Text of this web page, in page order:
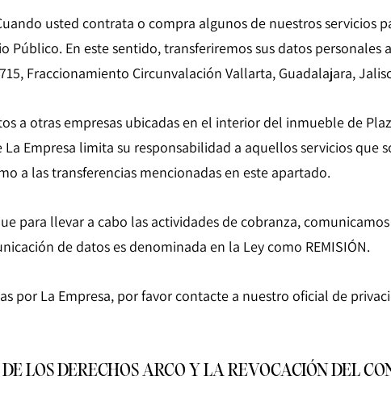
usted contrata o compra algunos de nuestros servicios
En este sentido, transferiremos sus datos personales
Fraccionamiento Circunvalación Vallarta, Guadalajara,
a otras empresas ubicadas en el interior del inmueble de
Empresa limita su responsabilidad a aquellos servicios que
a las transferencias mencionadas en este apartado.
para llevar a cabo las actividades de cobranza,
de datos es denominada en la Ley como REMISIÓN.
por La Empresa, por favor contacte a nuestro oficial de
LOS DERECHOS ARCO Y LA REVOCACIÓN DEL